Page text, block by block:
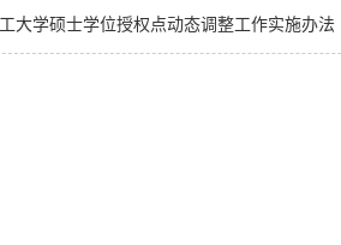
大学硕士学位授权点动态调整工作实施办法